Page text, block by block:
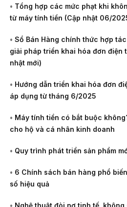
• Tổng hợp các mức phạt khi
từ máy tính tiền (Cập nhật 06/
• Sổ Bán Hàng chính thức hợp
giải pháp triển khai hóa đơn điện
nhật mới)
• Hướng dẫn triển khai hóa đơn
áp dụng từ tháng 6/2025
• Máy tính tiền có bắt buộc
cho hộ và cá nhân kinh doanh
• Quy trình phát triển sản phẩm
• 6 Chính sách bán hàng phổ
số hiệu quả